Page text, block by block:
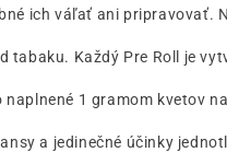
ich váľať ani pripravovať.
tabaku. Každý Pre Roll je
naplnené 1 gramom kvetov
a jedinečné účinky